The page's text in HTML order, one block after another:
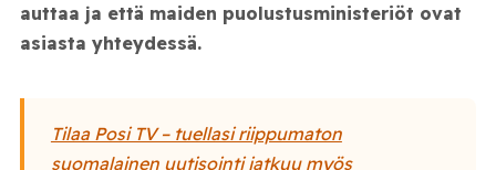
auttaa ja että maiden puolustusministeriöt ovat
asiasta yhteydessä.
Tilaa Posi TV – tuellasi riippumaton
suomalainen uutisointi jatkuu myös